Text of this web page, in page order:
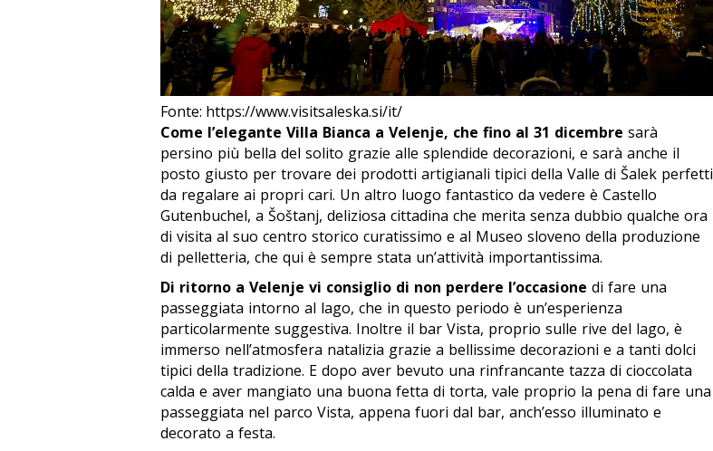
Fonte: https://www.visitsaleska.si/it/
Come l’elegante Villa Bianca a Velenje, che fino al 31 dicembre sarà
persino più bella del solito grazie alle splendide decorazioni, e sarà anche il
posto giusto per trovare dei prodotti artigianali tipici della Valle di Šalek perfetti
da regalare ai propri cari. Un altro luogo fantastico da vedere è Castello
Gutenbuchel, a Šoštanj, deliziosa cittadina che merita senza dubbio qualche ora
di visita al suo centro storico curatissimo e al Museo sloveno della produzione
di pelletteria, che qui è sempre stata un’attività importantissima.
Di ritorno a Velenje vi consiglio di non perdere l’occasione di fare una
passeggiata intorno al lago, che in questo periodo è un’esperienza
particolarmente suggestiva. Inoltre il bar Vista, proprio sulle rive del lago, è
immerso nell’atmosfera natalizia grazie a bellissime decorazioni e a tanti dolci
tipici della tradizione. E dopo aver bevuto una rinfrancante tazza di cioccolata
calda e aver mangiato una buona fetta di torta, vale proprio la pena di fare una
passeggiata nel parco Vista, appena fuori dal bar, anch’esso illuminato e
decorato a festa.